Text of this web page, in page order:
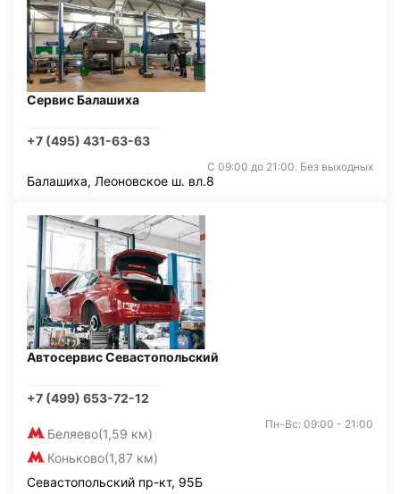
Сервис Балашиха
+7 (495) 431-63-63
С 09:00 до 21:00. Без выходных
Балашиха, Леоновское ш. вл.8
Автосервис Севастопольский
+7 (499) 653-72-12
Беляево(1,59 км)
Коньково(1,87 км)
Пн-Вс: 09:00 - 21:00
Севастопольский пр-кт, 95Б